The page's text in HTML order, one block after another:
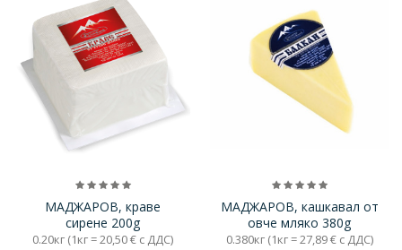
МАДЖАРОВ, краве
сирене 200g
0.20кг (1кг = 20,50 € с ДДС)
МАДЖАРОВ, кашкавал от
овче мляко 380g
0.380кг (1кг = 27,89 € с ДДС)